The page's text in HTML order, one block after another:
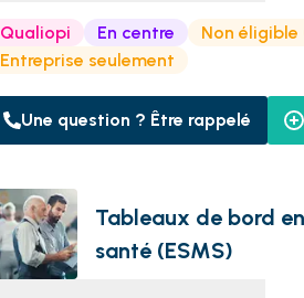
Qualiopi En centre
Non éligible
Entreprise seulement
Une question ? Être rappelé
Tableaux de bord
santé (ESMS)